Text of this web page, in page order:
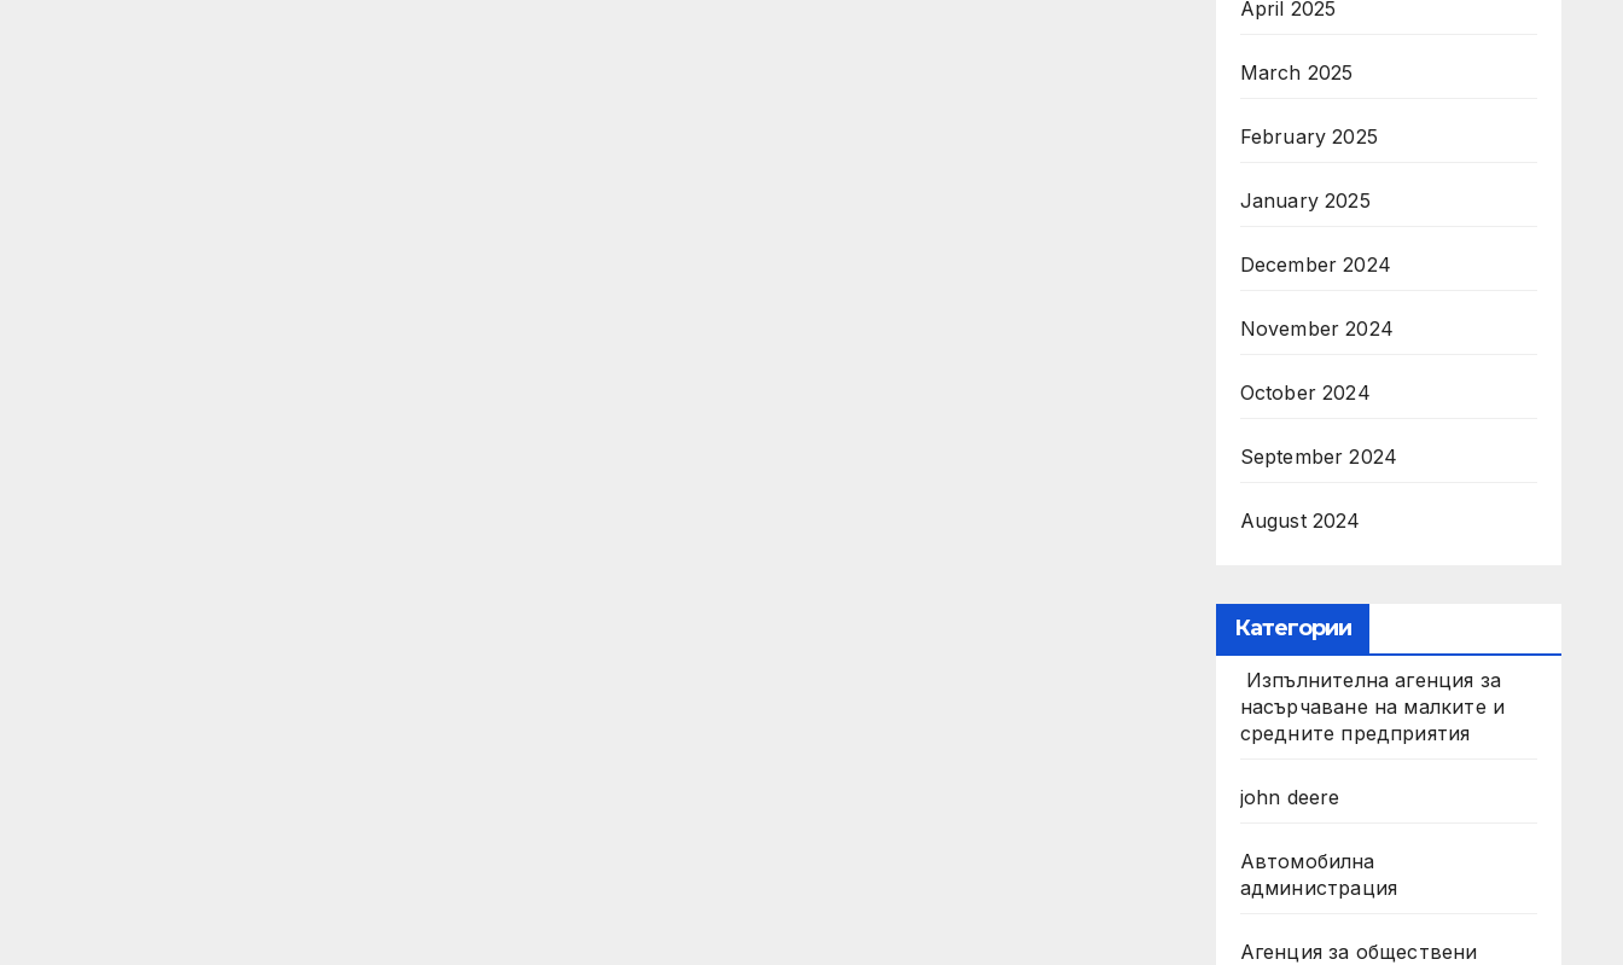
April 2025
March 2025
February 2025
January 2025
December 2024
November 2024
October 2024
September 2024
August 2024
Категории
Изпълнителна агенция за
насърчаване на малките и
средните предприятия
john deere
Автомобилна
администрация
Агенция за обществени